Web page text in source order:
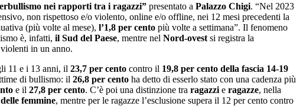
nei rapporti tra i ragazzi” presentato a Palazzo Chigi. “Nel 2023
non rispettoso e/o violento, online e/o offline, nei 12 mesi precedenti la
(più volte al mese), l’1,8 per cento più volte a settimana”. Il fenomeno
è, infatti, il Sud del Paese, mentre nel Nord-ovest si registra la
in un anno.
11 e i 13 anni, il 23,7 per cento contro il 19,8 per cento della fascia 14-19
di bullismo: il 26,8 per cento ha detto di esserlo stato con una cadenza più
e il 27,8 per cento. C’è poi una distinzione tra ragazzi e ragazze, nella
delle femmine, mentre per le ragazze l’esclusione supera il 12 per cento contro